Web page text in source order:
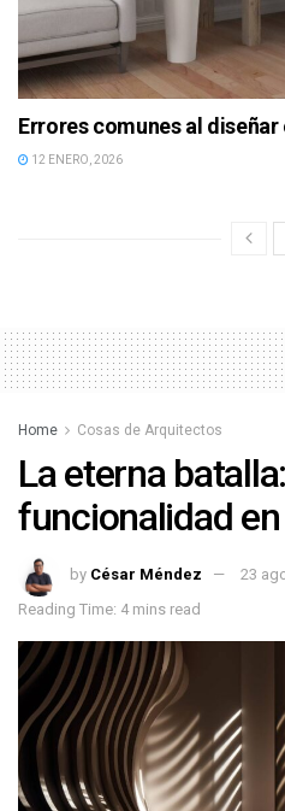
Errores comunes al
12 ENERO, 2026
Home Cosas de Arquitectos
La eterna
funcionalidad
by César Méndez
23
Reading Time: 4 mins read